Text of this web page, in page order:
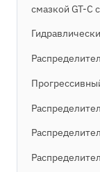
смазкой GT-C